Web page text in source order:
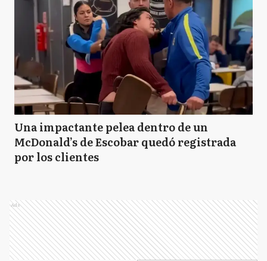
Una impactante pelea dentro de un
McDonald’s de Escobar quedó registrada
por los clientes
Ads